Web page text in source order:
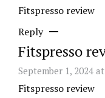
Fitspresso review
Reply
Fitspresso
September 1, 2024
Fitspresso review